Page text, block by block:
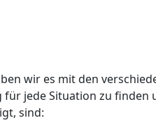
wir es mit den
jede Situation zu
sind: